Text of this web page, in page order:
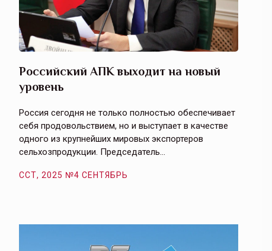
Российский АПК выходит на новый
уровень
Россия сегодня не только полностью обеспечивает
себя продовольствием, но и выступает в качестве
одного из крупнейших мировых экспортеров
сельхозпродукции. Председатель…
ССТ, 2025 №4 СЕНТЯБРЬ